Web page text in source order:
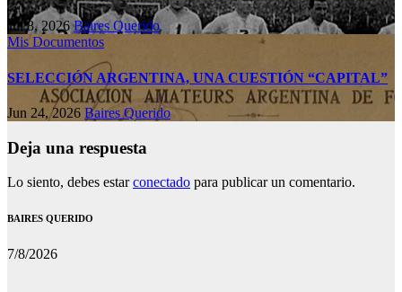
Jul 8, 2026Baires Querido
Mis Documentos
SELECCIÓN ARGENTINA, UNA CUESTIÓN “CAPITAL”
Jun 24, 2026 Baires Querido
Deja una respuesta
Lo siento, debes estarconectado para publicar un comentario.
BAIRES QUERIDO
7/8/2026